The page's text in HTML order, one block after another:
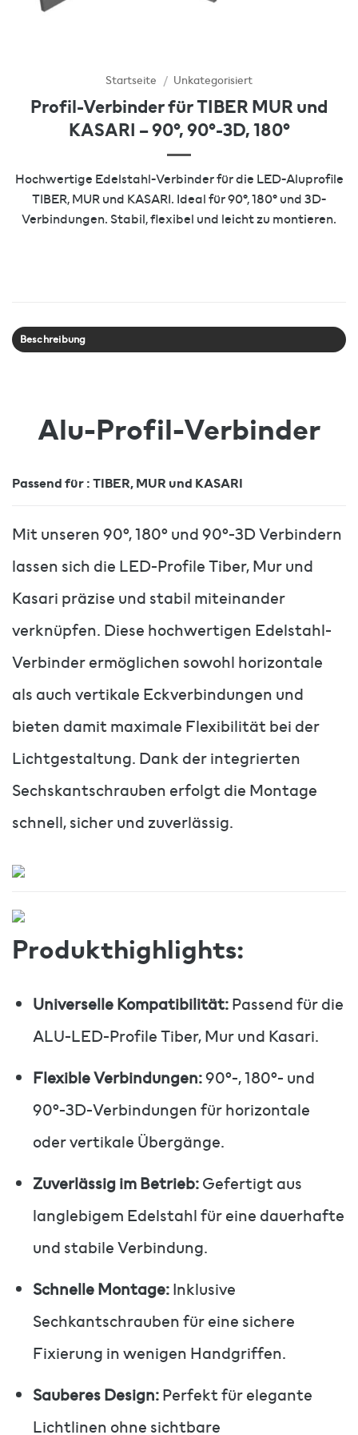
Startseite / Unkategorisiert
Profil-Verbinder für TIBER MUR und
KASARI – 90°, 90°-3D, 180°
Hochwertige Edelstahl-Verbinder für die LED-Aluprofile
TIBER, MUR und KASARI. Ideal für 90°, 180° und 3D-
Verbindungen. Stabil, flexibel und leicht zu montieren.
Beschreibung
Alu-Profil-Verbinder
Passend für : TIBER, MUR und KASARI
Mit unseren 90°, 180° und 90°-3D Verbindern
lassen sich die LED-Profile Tiber, Mur und
Kasari präzise und stabil miteinander
verknüpfen. Diese hochwertigen Edelstahl-
Verbinder ermöglichen sowohl horizontale
als auch vertikale Eckverbindungen und
bieten damit maximale Flexibilität bei der
Lichtgestaltung. Dank der integrierten
Sechskantschrauben erfolgt die Montage
schnell, sicher und zuverlässig.
Produkthighlights:
Universelle Kompatibilität:Passend für die
ALU-LED-Profile Tiber, Mur und Kasari.
Flexible Verbindungen:90°-, 180°- und
90°-3D-Verbindungen für horizontale
oder vertikale Übergänge.
Zuverlässig im Betrieb:Gefertigt aus
langlebigem Edelstahl für eine dauerhafte
und stabile Verbindung.
Schnelle Montage:Inklusive
Sechkantschrauben für eine sichere
Fixierung in wenigen Handgriffen.
Sauberes Design:Perfekt für elegante
Lichtlinen ohne sichtbare